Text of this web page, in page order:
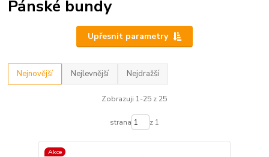
Pánské bundy
Upřesnit parametry
Nejnovější Nejlevnější Nejdražší
Zobrazuji 1-25 z 25
strana z 1
Akce